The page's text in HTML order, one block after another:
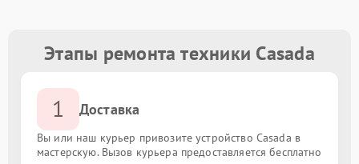
Этапы ремонта техники Casada
1 Доставка
Вы или наш курьер привозите устройство Casada в
мастерскую. Вызов курьера предоставляется бесплатно